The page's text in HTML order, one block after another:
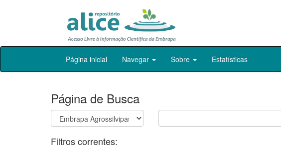
Skip
Página inicial Navegar Sobre Estatísticas
Página de Busca
Filtros correntes: